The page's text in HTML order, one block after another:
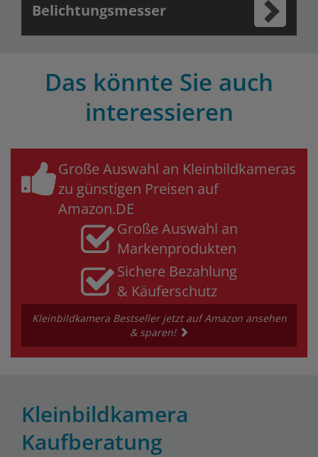
Belichtungsmesser
Das könnte Sie auch
interessieren
Große Auswahl an Kleinbildkameras
zu günstigen Preisen auf
Amazon.DE
Große Auswahl an
Markenprodukten
Sichere Bezahlung
& Käuferschutz
Kleinbildkamera Bestseller jetzt auf Amazon ansehen
& sparen!
Kleinbildkamera
Kaufberatung